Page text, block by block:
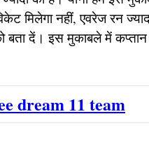
मिलेगा नहीं, एवरेज रन
बता दें। इस मुकाबले में
dream 11 team